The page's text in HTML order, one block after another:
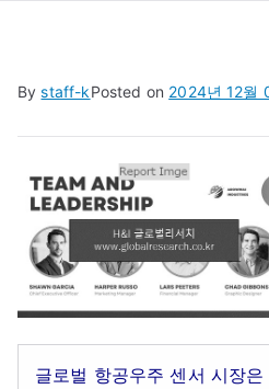
Bystaff-kPosted on 2024년 12월
글로벌 항공우주 센서 시장